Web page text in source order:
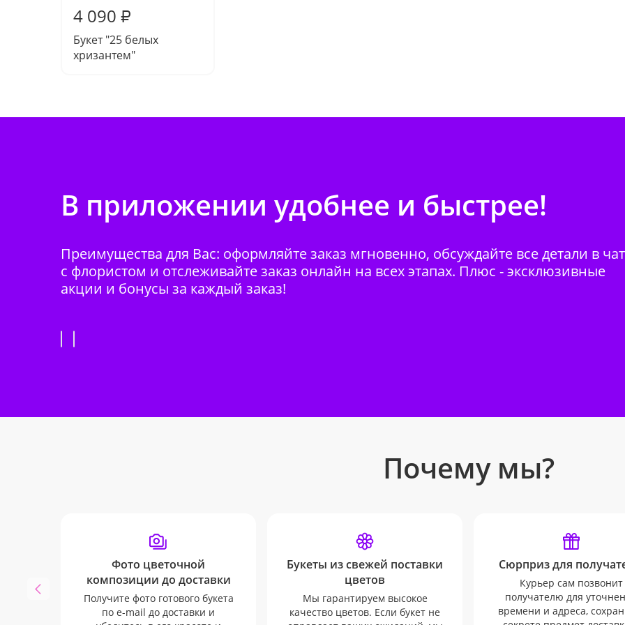
4 090 ₽
Букет "25 белых
хризантем"
В приложении удобнее и быстрее!
Преимущества для Вас: оформляйте заказ мгновенно, обсуждайте все детали в
с флористом и отслеживайте заказ онлайн на всех этапах. Плюс - эксклюзивные
акции и бонусы за каждый заказ!
Почему мы?
Фото цветочной
композиции до доставки
Получите фото готового букета
по e-mail до доставки и
Букеты из свежей поставки
цветов
Мы гарантируем высокое
качество цветов. Если букет не
Сюрприз для
Курьер сам позвонит
получателю для
времени и адреса,